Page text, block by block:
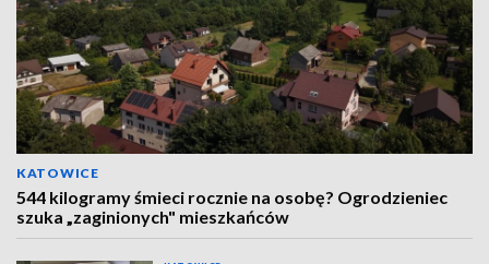
KATOWICE
544 kilogramy śmieci rocznie na osobę? Ogrodzieniec
szuka „zaginionych" mieszkańców